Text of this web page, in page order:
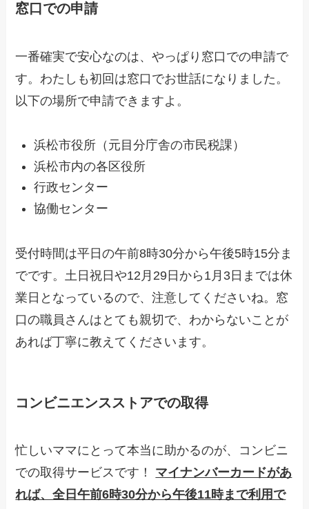
窓口での申請
一番確実で安心なのは、やっぱり窓口での申請で
す。わたしも初回は窓口でお世話になりました。
以下の場所で申請できますよ。
浜松市役所（元目分庁舎の市民税課）
浜松市内の各区役所
行政センター
協働センター
受付時間は平日の午前8時30分から午後5時15分ま
でです。土日祝日や12月29日から1月3日までは休
業日となっているので、注意してくださいね。窓
口の職員さんはとても親切で、わからないことが
あれば丁寧に教えてくださいます。
コンビニエンスストアでの取得
忙しいママにとって本当に助かるのが、コンビニ
での取得サービスです！ マイナンバーカードがあ
れば、全日午前6時30分から午後11時まで利用で